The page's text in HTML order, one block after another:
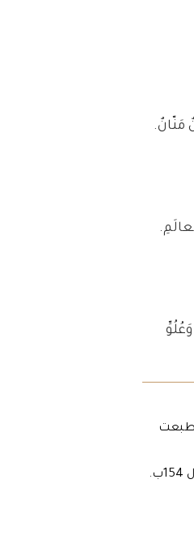
مَنّانٌ.
5. (الطبعة الرابعة، شهر العلاء 149ب، آذار 1993م. طبعت
5. حضرة بهاء الله، (مختصر المبادئ البهائيّة)، الصفحة 3، الطبعة الرابعة منقحة، شهر الجلال 154ب.